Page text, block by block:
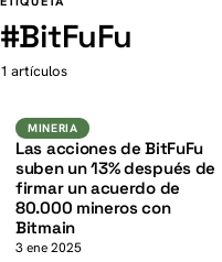
#BitFuFu
1 artículos
Mineria
K
MINERIA
Las acciones de BitFuFu
suben un 13% después de
firmar un acuerdo de
80.000 mineros con
Bitmain
3 ene 2025